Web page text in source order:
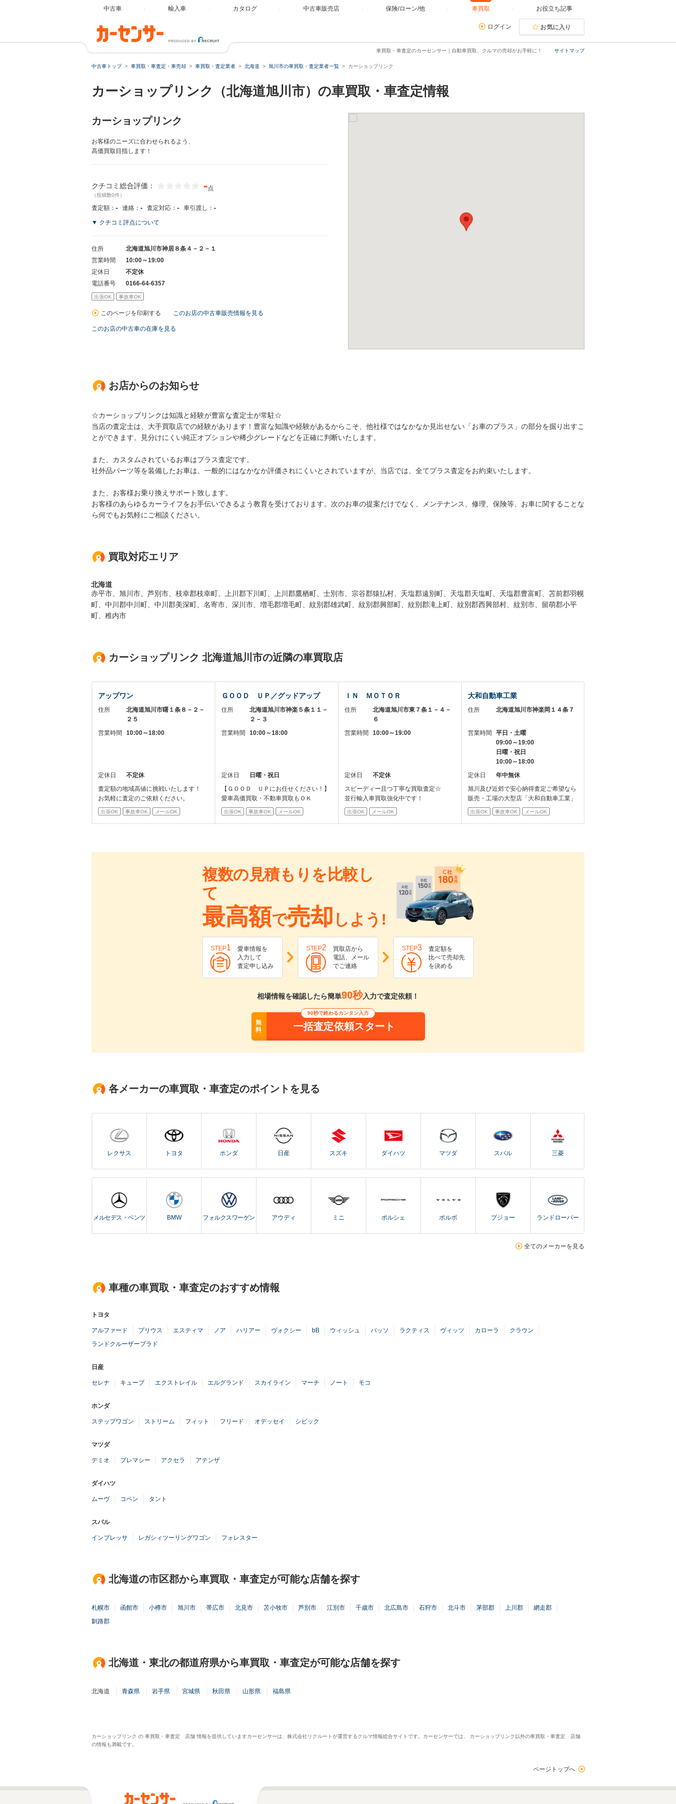
中古車 輸入車 カタログ 中古車販売店 保険/ローン/他 車買取 お役立ち記事
ログイン お気に入り
サイトマップ
車買取・車査定のカーセンサー｜自動車買取、クルマの売却がお手軽に！
中古車トップ 車買取・車査定・車売却 車買取・査定業者 北海道 旭川市の車買取・査定業者一覧 カーショップリンク
カーショップリンク（北海道旭川市）の車買取・車査定情報
カーショップリンク
お客様のニーズに合わせられるよう、
高価買取目指します！
クチコミ総合評価： -点
（投稿数0件）
査定額： - 連絡： - 査定対応： - 車引渡し： -
▼ クチコミ評点について
住所
北海道旭川市神居８条４－２－１
営業時間
10:00～19:00
定休日
不定休
電話番号
0166-64-6357
出張OK 事故車OK
このページを印刷する このお店の中古車販売情報を見る
このお店の中古車の在庫を見る
お店からのお知らせ
☆カーショップリンクは知識と経験が豊富な査定士が常駐☆
当店の査定士は、大手買取店での経験があります！豊富な知識や経験があるからこそ、他社様ではなかなか見出せない「お車のプラス」の部分を掘り出すこ
とができます。見分けにくい純正オプションや稀少グレードなどを正確に判断いたします。
また、カスタムされているお車はプラス査定です。
社外品パーツ等を装備したお車は、一般的にはなかなか評価されにくいとされていますが、当店では、全てプラス査定をお約束いたします。
また、お客様お乗り換えサポート致します。
お客様のあらゆるカーライフをお手伝いできるよう教育を受けております。次のお車の提案だけでなく、メンテナンス、修理、保険等、お車に関することな
ら何でもお気軽にご相談ください。
買取対応エリア
北海道
赤平市、旭川市、芦別市、枝幸郡枝幸町、上川郡下川町、上川郡鷹栖町、士別市、宗谷郡猿払村、天塩郡遠別町、天塩郡天塩町、天塩郡豊富町、苫前郡羽幌
町、中川郡中川町、中川郡美深町、名寄市、深川市、増毛郡増毛町、紋別郡雄武町、紋別郡興部町、紋別郡滝上町、紋別郡西興部村、紋別市、留萌郡小平
町、稚内市
カーショップリンク 北海道旭川市の近隣の車買取店
アップワン
住所
北海道旭川市曙１条８－２－
２５
営業時間
10:00～18:00
定休日
不定休
査定額の地域高値に挑戦いたします！
お気軽に査定のご依頼ください。
出張OK 事故車OK メールOK
ＧＯＯＤ ＵＰ／グッドアップ
住所
北海道旭川市神楽５条１１－
２－３
営業時間
10:00～18:00
定休日
日曜・祝日
【ＧＯＯＤ ＵＰにお任せください！】
愛車高価買取・不動車買取もＯＫ
出張OK 事故車OK メールOK
ＩＮ ＭＯＴＯＲ
住所
北海道旭川市東７条１－４－
６
営業時間
10:00～19:00
定休日
不定休
スピーディー且つ丁寧な買取査定☆
並行輸入車買取強化中です！
出張OK メールOK
大和自動車工業
住所 北海道旭川市神楽岡１４条７
営業時間
平日・土曜
09:00～19:00
日曜・祝日
10:00～18:00
定休日
年中無休
旭川及び近郊で安心納得査定ご希望なら
販売・工場の大型店「大和自動車工業」
出張OK 事故車OK メールOK
複数の見積もりを比較し
て
最高額で売却 しよう!
STEP1
愛車情報を
入力して
査定申し込み
STEP2
買取店から
電話、メール
でご連絡
STEP3
査定額を
比べて売却先
を決める
相場情報を確認したら簡単90秒入力で査定依頼！
無
料
90秒で終わるカンタン入力
一括査定依頼スタート
各メーカーの車買取・車査定のポイントを見る
レクサス トヨタ ホンダ 日産 スズキ ダイハツ マツダ スバル 三菱
メルセデス・ベンツ BMW フォルクスワーゲン アウディ ミニ ポルシェ ボルボ プジョー ランドローバー
全てのメーカーを見る
車種の車買取・車査定のおすすめ情報
トヨタ
アルファード プリウス エスティマ ノア ハリアー ヴォクシー bB ウィッシュ パッソ ラクティス ヴィッツ カローラ
クラウン
ランドクルーザープラド
日産
セレナ キューブ エクストレイル エルグランド スカイライン マーチ ノート モコ
ホンダ
ステップワゴン ストリーム フィット フリード オデッセイ シビック
マツダ
デミオ プレマシー アクセラ アテンザ
ダイハツ
ムーヴ コペン タント
スバル
インプレッサ レガシィツーリングワゴン フォレスター
北海道の市区郡から車買取・車査定が可能な店舗を探す
札幌市 函館市 小樽市 旭川市 帯広市 北見市 苫小牧市 芦別市 江別市 千歳市 北広島市 石狩市 北斗市 茅部郡 上川郡
網走郡
釧路郡
北海道・東北の都道府県から車買取・車査定が可能な店舗を探す
北海道 青森県 岩手県 宮城県 秋田県 山形県 福島県
カーショップリンク の 車買取・車査定 店舗 情報を提供していますカーセンサーは、株式会社リクルートが運営するクルマ情報総合サイトです。カーセンサーでは、 カーショップリンク以外の車買取・車査定 店舗
の情報も満載です。
ページトップへ